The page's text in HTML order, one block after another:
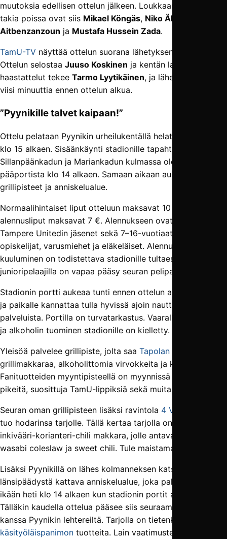
muutoksia edellisen ottelun jälkeen. Loukkaantumistensa
takia poissa ovat siis Mikael Köngäs, Niko Äkräs
Aitbenzanzoun ja Mustafa Hussein Zada.
TamU-TV näyttää ottelun suorana lähetyksenä Pyynikiltä.
Ottelun selostaa Juuso Koskinen ja kentän laidalla
haastattelut tekee Tarmo Lyytikäinen, ja lähetys alkaa noin
viisi minuuttia ennen ottelun alkua.
”Pyynikille talvet kaipaan!”
Ottelu pelataan Pyynikin urheilukentällä helatorstaina 30.5.
klo 15 alkaen. Sisäänkäynti stadionille tapahtuu F. E.
Sillanpäänkadun ja Mariankadun kulmassa olevasta
pääportista klo 14 alkaen. Samaan aikaan aukeavat myös
grillipisteet ja anniskelualue.
Normaalihintaiset liput otteluun maksavat 10 € ja
alennusliput maksavat 7 €. Alennukseen ovat oikeutettuja
Tampere Unitedin jäsenet sekä 7–16-vuotiaat lapset,
opiskelijat, varusmiehet ja eläkeläiset. Alennusryhmään
kuuluminen on todistettava stadionille tultaessa. TamU-
junioripelaajilla on vapaa pääsy seuran pelipaita päällä.
Stadionin portti aukeaa tunti ennen ottelun alkua eli klo 14,
ja paikalle kannattaa tulla hyvissä ajoin nauttimaan
palveluista. Portilla on turvatarkastus. Vaarallisten aineiden
ja alkoholin tuominen stadionille on kielletty.
Yleisöä palvelee grillipiste, jolta saa Tapolan
grillimakkaraa, alkoholittomia virvokkeita ja kahvia.
Fanituotteiden myyntipisteellä on myynnissä uusia TamU-
pikeitä, suosittuja TamU-lippiksiä sekä muita fanituotteita.
Seuran oman grillipisteen lisäksi ravintola 4 Vuodenaikaa
tuo hodarinsa tarjolle. Tällä kertaa tarjolla on uusi maku:
inkivääri-korianteri-chili makkara, jolle antavat potkua
wasabi coleslaw ja sweet chili. Tule maistamaan!
Lisäksi Pyynikillä on lähes kolmanneksen katsomon
länsipäädystä kattava anniskelualue, joka palvelee niin
ikään heti klo 14 alkaen kun stadionin portit aukeavat.
Tälläkin kaudella ottelua pääsee siis seuraamaan juoman
kanssa Pyynikin lehtereiltä. Tarjolla on tietenkin
käsityöläispanimon tuotteita. Lain vaatimusten mukaisesti